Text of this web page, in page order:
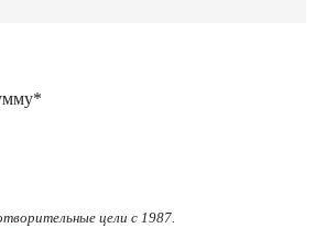
цели с 1987.